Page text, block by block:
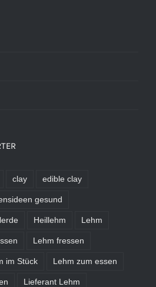
clay edible clay
gesund
Heillehm Lehm
Lehm fressen
im Stück Lehm zum essen
Lieferant Lehm